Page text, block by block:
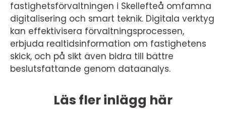
fastighetsförvaltningen i Skellefteå omfamna
digitalisering och smart teknik. Digitala verktyg
kan effektivisera förvaltningsprocessen,
erbjuda realtidsinformation om fastighetens
skick, och på sikt även bidra till bättre
beslutsfattande genom dataanalys.
Läs fler inlägg här